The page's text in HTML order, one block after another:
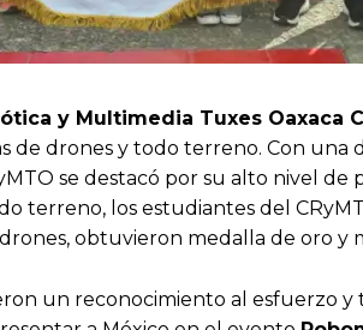
y Multimedia Tuxes Oaxaca
de drones y todo terreno. Con una
se destacó por su alto nivel
terreno, los estudiantes del
obtuvieron medalla de oro y
un reconocimiento al esfuerzo y